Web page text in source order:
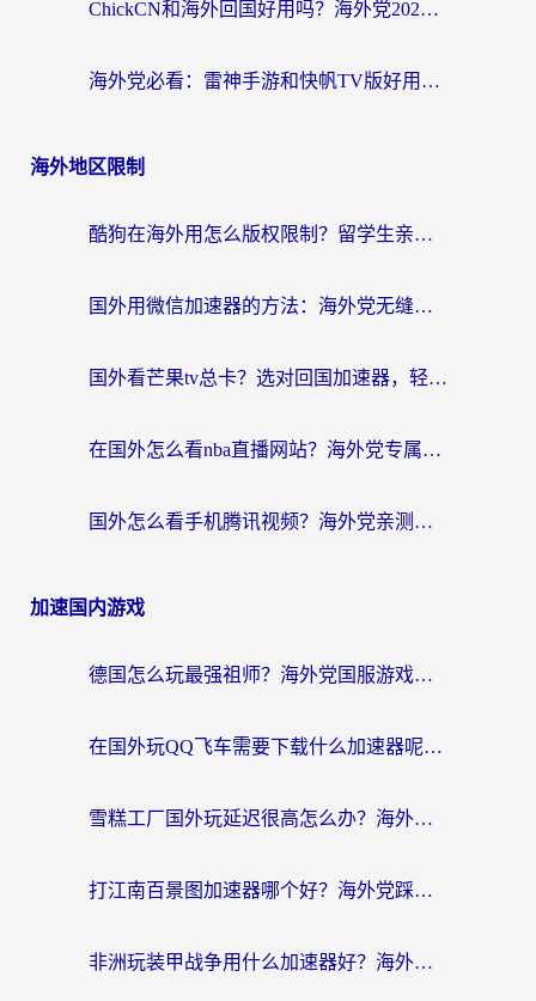
ChickCN和海外回国好用吗？海外党2026亲测：从手游到影音，选对加速器的3个关键
海外党必看：雷神手游和快帆TV版好用吗？3步选对回国加速器不踩坑
海外地区限制
酷狗在海外用怎么版权限制？留学生亲测：3步解决听国内音乐难题
国外用微信加速器的方法：海外党无缝连接国内生活的实用指南
国外看芒果tv总卡？选对回国加速器，轻松追《浪姐》不费劲
在国外怎么看nba直播网站？海外党专属体育观赛指南，告别地区限制！
国外怎么看手机腾讯视频？海外党亲测有效的追剧加速器选择指南
加速国内游戏
德国怎么玩最强祖师？海外党国服游戏加速器选择全攻略（附宝可梦Online实测）
在国外玩QQ飞车需要下载什么加速器呢？海外党亲测有效的国服游戏加速指南
雪糕工厂国外玩延迟很高怎么办？海外玩家国服游戏加速终极攻略（附实测推荐）
打江南百景图加速器哪个好？海外党踩坑N次后，终于找到不卡的秘诀
非洲玩装甲战争用什么加速器好？海外党亲测有效的国服游戏加速方案